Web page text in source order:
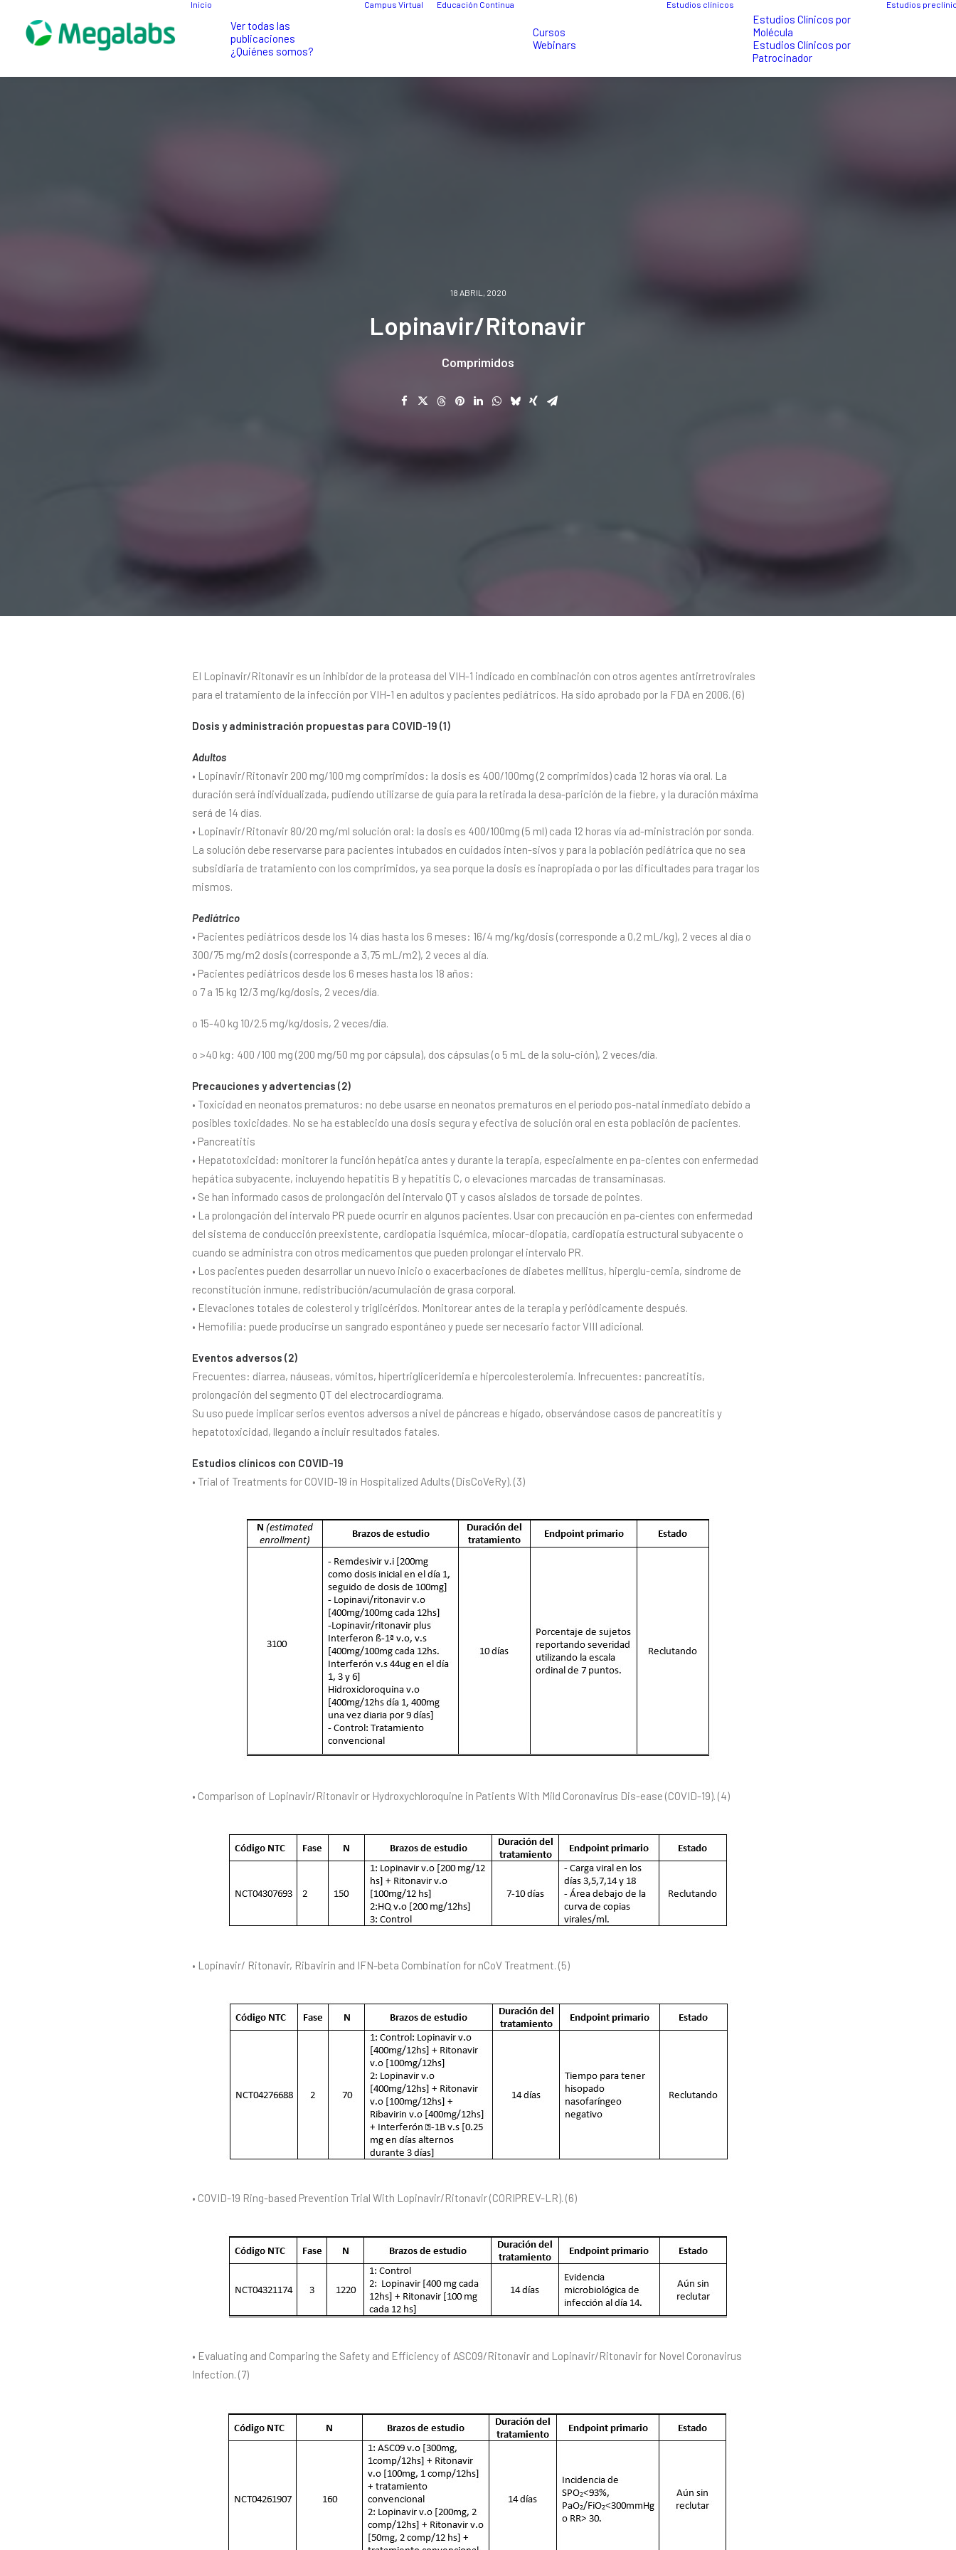
Inicio
Ver todas las
publicaciones
¿Quiénes somos?
Campus Virtual Educación Continua
Cursos
Webinars
Estudios clínicos
Estudios Clínicos por
Molécula
Estudios Clínicos por
Patrocinador
Estudios
18 ABRIL, 2020
Lopinavir/Ritonavir
Comprimidos
El Lopinavir/Ritonavir es un inhibidor de la proteasa del VIH-1 indicado en combinación con otros agentes antirretrovirales
para el tratamiento de la infección por VIH-1 en adultos y pacientes pediátricos. Ha sido aprobado por la FDA en 2006. (6)
Dosis y administración propuestas para COVID-19 (1)
Adultos
• Lopinavir/Ritonavir 200 mg/100 mg comprimidos: la dosis es 400/100mg (2 comprimidos) cada 12 horas vía oral. La
duración será individualizada, pudiendo utilizarse de guía para la retirada la desa-parición de la fiebre, y la duración máxima
será de 14 días.
• Lopinavir/Ritonavir 80/20 mg/ml solución oral: la dosis es 400/100mg (5 ml) cada 12 horas vía ad-ministración por sonda.
La solución debe reservarse para pacientes intubados en cuidados inten-sivos y para la población pediátrica que no sea
subsidiaria de tratamiento con los comprimidos, ya sea porque la dosis es inapropiada o por las dificultades para tragar los
mismos.
Pediátrico
• Pacientes pediátricos desde los 14 días hasta los 6 meses: 16/4 mg/kg/dosis (corresponde a 0,2 mL/kg), 2 veces al día o
300/75 mg/m2 dosis (corresponde a 3,75 mL/m2), 2 veces al día.
• Pacientes pediátricos desde los 6 meses hasta los 18 años:
o 7 a 15 kg 12/3 mg/kg/dosis, 2 veces/día.
o 15-40 kg 10/2.5 mg/kg/dosis, 2 veces/día.
o >40 kg: 400 /100 mg (200 mg/50 mg por cápsula), dos cápsulas (o 5 mL de la solu-ción), 2 veces/día.
Precauciones y advertencias (2)
• Toxicidad en neonatos prematuros: no debe usarse en neonatos prematuros en el período pos-natal inmediato debido a
posibles toxicidades. No se ha establecido una dosis segura y efectiva de solución oral en esta población de pacientes.
• Pancreatitis
• Hepatotoxicidad: monitorer la función hepática antes y durante la terapia, especialmente en pa-cientes con enfermedad
hepática subyacente, incluyendo hepatitis B y hepatitis C, o elevaciones marcadas de transaminasas.
• Se han informado casos de prolongación del intervalo QT y casos aislados de torsade de pointes.
• La prolongación del intervalo PR puede ocurrir en algunos pacientes. Usar con precaución en pa-cientes con enfermedad
del sistema de conducción preexistente, cardiopatía isquémica, miocar-diopatía, cardiopatía estructural subyacente o
cuando se administra con otros medicamentos que pueden prolongar el intervalo PR.
• Los pacientes pueden desarrollar un nuevo inicio o exacerbaciones de diabetes mellitus, hiperglu-cemia, síndrome de
reconstitución inmune, redistribución/acumulación de grasa corporal.
• Elevaciones totales de colesterol y triglicéridos. Monitorear antes de la terapia y periódicamente después.
• Hemofilia: puede producirse un sangrado espontáneo y puede ser necesario factor VIII adicional.
Eventos adversos (2)
Frecuentes: diarrea, náuseas, vómitos, hipertrigliceridemia e hipercolesterolemia. Infrecuentes: pancreatitis,
prolongación del segmento QT del electrocardiograma.
Su uso puede implicar serios eventos adversos a nivel de páncreas e hígado, observándose casos de pancreatitis y
hepatotoxicidad, llegando a incluir resultados fatales.
Estudios clínicos con COVID-19
• Trial of Treatments for COVID-19 in Hospitalized Adults (DisCoVeRy). (3)
• Comparison of Lopinavir/Ritonavir or Hydroxychloroquine in Patients With Mild Coronavirus Dis-ease (COVID-19). (4)
• Lopinavir/ Ritonavir, Ribavirin and IFN-beta Combination for nCoV Treatment. (5)
• COVID-19 Ring-based Prevention Trial With Lopinavir/Ritonavir (CORIPREV-LR). (6)
• Evaluating and Comparing the Safety and Efficiency of ASC09/Ritonavir and Lopinavir/Ritonavir for Novel Coronavirus
Infection. (7)